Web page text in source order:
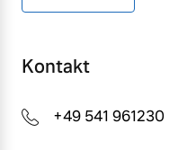
Kontakt
+49 541 961230